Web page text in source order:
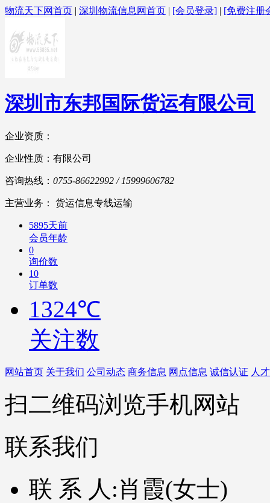
物流天下网首页 | 深圳物流信息网首页 | [会员登录] | [免费注册
深圳市东邦国际货运有限公司
企业资质：
企业性质：有限公司
咨询热线： 0755-86622992 / 15999606782
主营业务： 货运信息专线运输
5895天前
会员年龄
0
询价数
10
订单数
1324℃
关注数
网站首页 关于我们 公司动态 商务信息 网点信息 诚信认证 人
扫二维码浏览手机网站
联系我们
联 系 人:肖霞(女士)